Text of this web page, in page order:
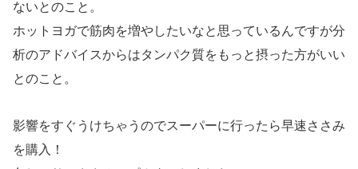
ないとのこと。
ホットヨガで筋肉を増やしたいなと思っているんですが分
析のアドバイスからはタンパク質をもっと摂った方がいい
とのこと。
影響をすぐうけちゃうのでスーパーに行ったら早速ささみ
を購入！